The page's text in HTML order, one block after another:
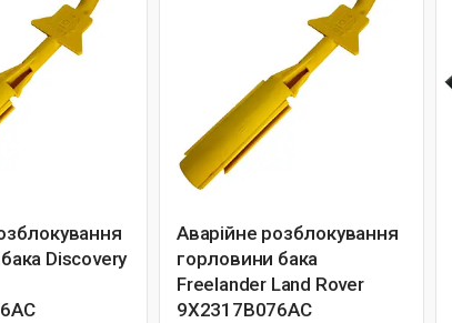
Discovery
Аварійне розблокування
горловини бака
Freelander Land Rover
9X2317B076AC